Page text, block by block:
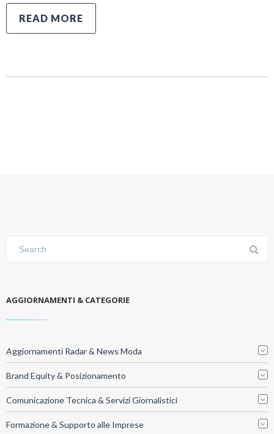
READ MORE
AGGIORNAMENTI & CATEGORIE
Aggiornamenti Radar & News Moda
Brand Equity & Posizionamento
Comunicazione Tecnica & Servizi Giornalistici
Formazione & Supporto alle Imprese